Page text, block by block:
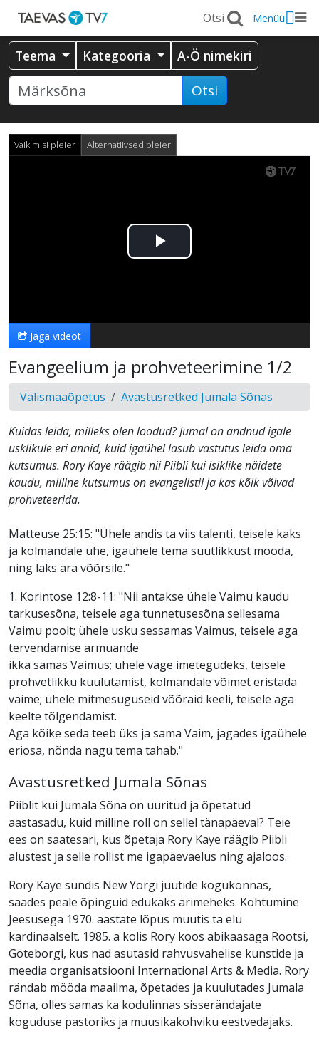
Menüü
Teema Kategooria A-Ö nimekiri
Otsi
Vaikimisi pleier Alternatiivsed pleier
Esita
Jaga videot
Evangeelium ja prohveteerimine 1/2
Välismaaõpetus Avastusretked Jumala Sõnas
Kuidas leida, milleks olen loodud? Jumal on andnud igale
usklikule eri annid, kuid igaühel lasub vastutus leida oma
kutsumus. Rory Kaye räägib nii Piibli kui isiklike näidete
kaudu, milline kutsumus on evangelistil ja kas kõik võivad
prohveteerida.
Matteuse 25:15: "Ühele andis ta viis talenti, teisele kaks
ja kolmandale ühe, igaühele tema suutlikkust mööda,
ning läks ära võõrsile."
1. Korintose 12:8-11: "Nii antakse ühele Vaimu kaudu
tarkusesõna, teisele aga tunnetusesõna sellesama
Vaimu poolt; ühele usku sessamas Vaimus, teisele aga
tervendamise armuande
ikka samas Vaimus; ühele väge imetegudeks, teisele
prohvetlikku kuulutamist, kolmandale võimet eristada
vaime; ühele mitmesuguseid võõraid keeli, teisele aga
keelte tõlgendamist.
Aga kõike seda teeb üks ja sama Vaim, jagades igaühele
eriosa, nõnda nagu tema tahab."
Avastusretked Jumala Sõnas
Piiblit kui Jumala Sõna on uuritud ja õpetatud
aastasadu, kuid milline roll on sellel tänapäeval? Teie
ees on saatesari, kus õpetaja Rory Kaye räägib Piibli
alustest ja selle rollist me igapäevaelus ning ajaloos.
Rory Kaye sündis New Yorgi juutide kogukonnas,
saades peale õpinguid edukaks ärimeheks. Kohtumine
Jeesusega 1970. aastate lõpus muutis ta elu
kardinaalselt. 1985. a kolis Rory koos abikaasaga Rootsi,
Göteborgi, kus nad asutasid rahvusvahelise kunstide ja
meedia organisatsiooni International Arts & Media. Rory
rändab mööda maailma, õpetades ja kuulutades Jumala
Sõna, olles samas ka kodulinnas sisserändajate
koguduse pastoriks ja muusikakohviku eestvedajaks.